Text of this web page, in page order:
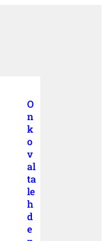
O
n
k
o
v
al
ta
le
h
d
e